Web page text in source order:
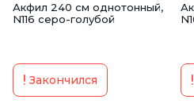
Акфил 240 см однотонный,
N116 серо-голубой
Закончился